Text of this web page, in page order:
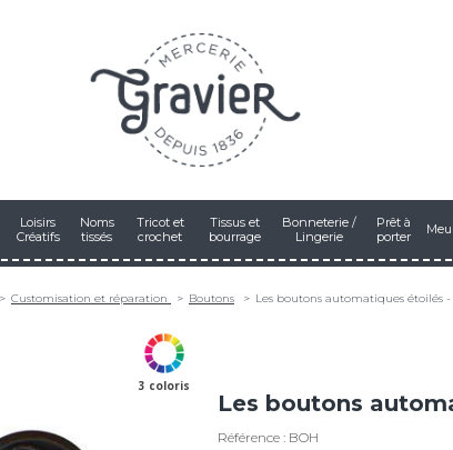
Loisirs
Créatifs
Noms
tissés
Tricot et
crochet
Tissus et
bourrage
Bonneterie /
Lingerie
Prêt à
porter
Customisation et réparation Boutons Les boutons automatiques étoilés
3 coloris
Les boutons
Référence : BOH